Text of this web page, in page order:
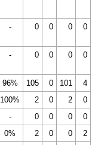
- 0 0 0 0
- 0 0 0 0
96% 105 0 101
4
100% 2 0 2
0
- 0 0 0
0
0% 2 0 0
2